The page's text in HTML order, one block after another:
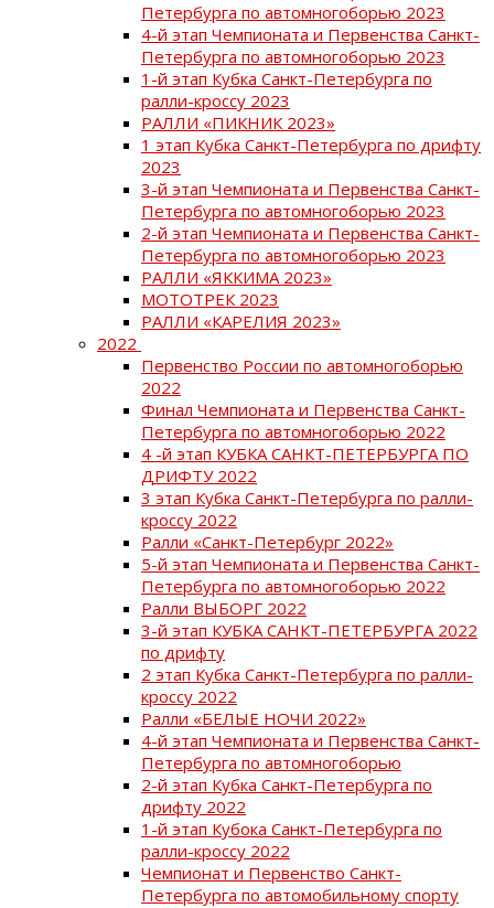
Петербурга по автомногоборью 2023
4-й этап Чемпионата и Первенства Санкт-
Петербурга по автомногоборью 2023
1-й этап Кубка Санкт-Петербурга по
ралли-кроссу 2023
РАЛЛИ «ПИКНИК 2023»
1 этап Кубка Санкт-Петербурга по дрифту
2023
3-й этап Чемпионата и Первенства Санкт-
Петербурга по автомногоборью 2023
2-й этап Чемпионата и Первенства Санкт-
Петербурга по автомногоборью 2023
РАЛЛИ «ЯККИМА 2023»
МОТОТРЕК 2023
РАЛЛИ «КАРЕЛИЯ 2023»
2022
Первенство России по автомногоборью
2022
Финал Чемпионата и Первенства Санкт-
Петербурга по автомногоборью 2022
4 -й этап КУБКА САНКТ-ПЕТЕРБУРГА ПО
ДРИФТУ 2022
3 этап Кубка Санкт-Петербурга по ралли-
кроссу 2022
Ралли «Санкт-Петербург 2022»
5-й этап Чемпионата и Первенства Санкт-
Петербурга по автомногоборью 2022
Ралли ВЫБОРГ 2022
3-й этап КУБКА САНКТ-ПЕТЕРБУРГА 2022
по дрифту
2 этап Кубка Санкт-Петербурга по ралли-
кроссу 2022
Ралли «БЕЛЫЕ НОЧИ 2022»
4-й этап Чемпионата и Первенства Санкт-
Петербурга по автомногоборью
2-й этап Кубка Санкт-Петербурга по
дрифту 2022
1-й этап Кубока Санкт-Петербурга по
ралли-кроссу 2022
Чемпионат и Первенство Санкт-
Петербурга по автомобильному спорту